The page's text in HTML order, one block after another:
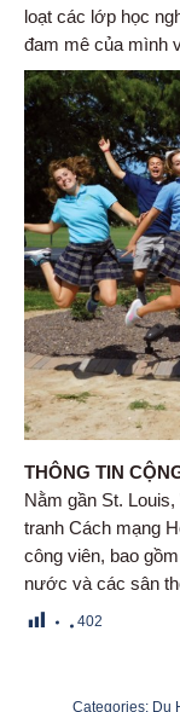
loạt các lớp học
đam mê của mình
THÔNG TIN
Nằm gần St.
tranh Cách mạng
công viên, bao
nước và các sân
402
Categories: Du